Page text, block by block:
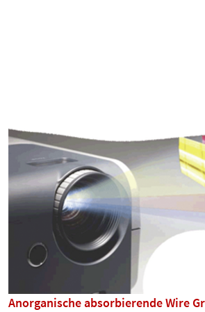
Anorganische absorbierende Wire